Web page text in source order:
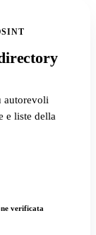
autorevoli
e liste della
verificata